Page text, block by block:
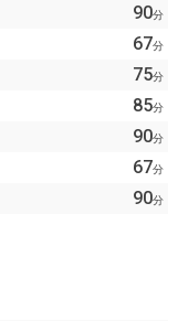
90分
67分
75分
85分
90分
67分
90分